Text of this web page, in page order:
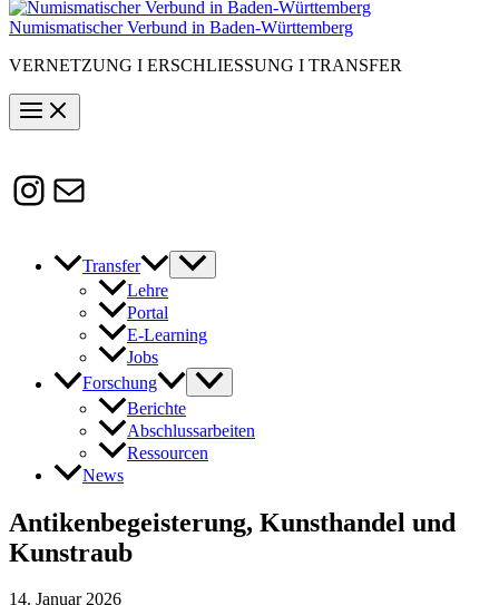
Numismatischer Verbund in Baden-Württemberg
VERNETZUNG I ERSCHLIESSUNG I TRANSFER
Instagram
Susanne.Boerner@zaw.uni-
heidelberg.de
Transfer
Lehre
Portal
E-Learning
Jobs
Forschung
Berichte
Abschlussarbeiten
Ressourcen
News
Antikenbegeisterung, Kunsthandel und
Kunstraub
14. Januar 2026